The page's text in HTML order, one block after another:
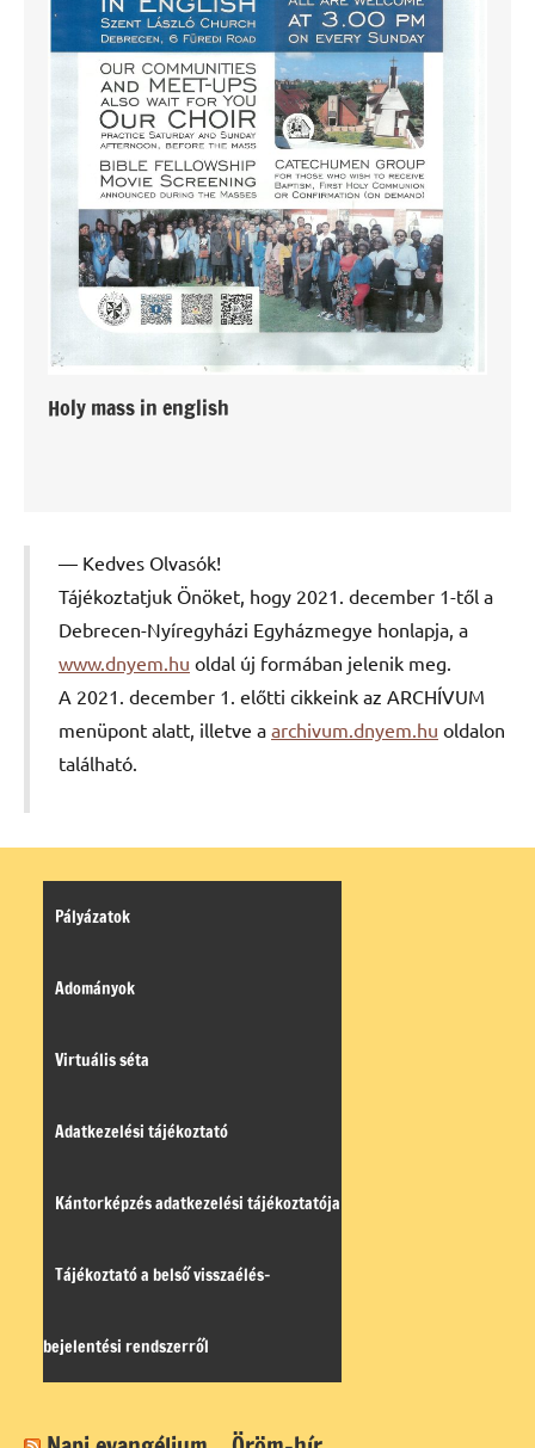
Holy mass in english
Kedves Olvasók!
Tájékoztatjuk Önöket, hogy 2021. december 1-től a
Debrecen-Nyíregyházi Egyházmegye honlapja, a
www.dnyem.hu oldal új formában jelenik meg.
A 2021. december 1. előtti cikkeink az ARCHÍVUM
menüpont alatt, illetve a archivum.dnyem.hu oldalon
található.
Pályázatok
Adományok
Virtuális séta
Adatkezelési tájékoztató
Kántorképzés adatkezelési tájékoztatója
Tájékoztató a belső visszaélés-
bejelentési rendszerről